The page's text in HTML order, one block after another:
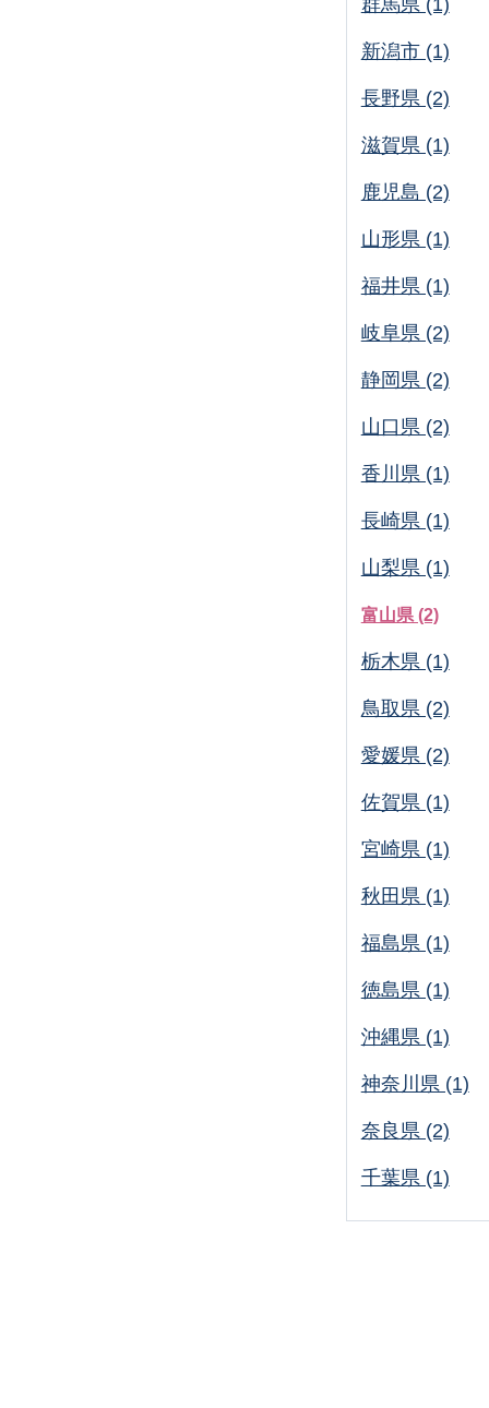
群馬県 (1)
新潟市 (1)
長野県 (2)
滋賀県 (1)
鹿児島 (2)
山形県 (1)
福井県 (1)
岐阜県 (2)
静岡県 (2)
山口県 (2)
香川県 (1)
長崎県 (1)
山梨県 (1)
富山県 (2)
栃木県 (1)
鳥取県 (2)
愛媛県 (2)
佐賀県 (1)
宮崎県 (1)
秋田県 (1)
福島県 (1)
徳島県 (1)
沖縄県 (1)
神奈川県 (1)
奈良県 (2)
千葉県 (1)